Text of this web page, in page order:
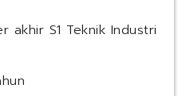
akhir S1 Teknik Industri